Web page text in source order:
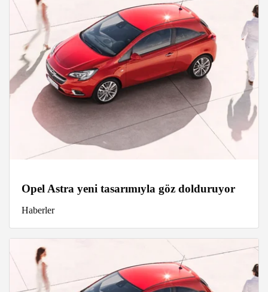
Opel Astra yeni tasarımıyla göz dolduruyor
Haberler